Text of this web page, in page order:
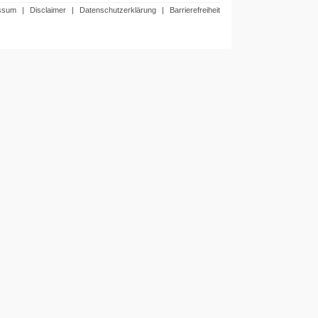
| Disclaimer | Datenschutzerklärung | Barrierefreiheit